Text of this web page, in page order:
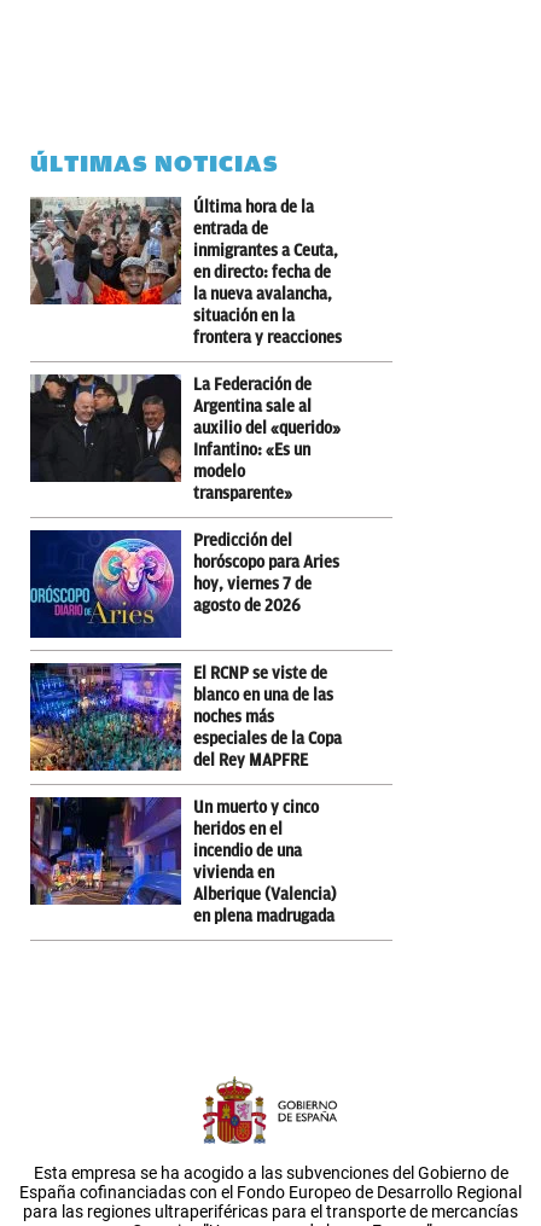
ÚLTIMAS NOTICIAS
Última hora de la
entrada de
inmigrantes a Ceuta,
en directo: fecha de
la nueva avalancha,
situación en la
frontera y reacciones
La Federación de
Argentina sale al
auxilio del «querido»
Infantino: «Es un
modelo
transparente»
Predicción del
horóscopo para Aries
hoy, viernes 7 de
agosto de 2026
El RCNP se viste de
blanco en una de las
noches más
especiales de la Copa
del Rey MAPFRE
Un muerto y cinco
heridos en el
incendio de una
vivienda en
Alberique (Valencia)
en plena madrugada
Esta empresa se ha acogido a las subvenciones del Gobierno de
España cofinanciadas con el Fondo Europeo de Desarrollo Regional
para las regiones ultraperiféricas para el transporte de mercancías